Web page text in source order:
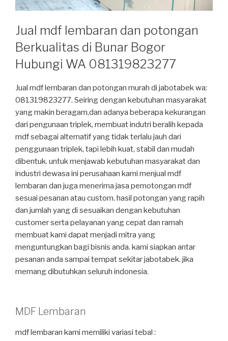
Jual mdf lembaran dan potongan
Berkualitas di Bunar Bogor
Hubungi WA 081319823277
Jual mdf lembaran dan potongan murah di jabotabek wa:
081319823277. Seiring dengan kebutuhan masyarakat
yang makin beragam,dan adanya beberapa kekurangan
dari pengunaan triplek, membuat indutri beralih kepada
mdf sebagai alternatif yang tidak terlalu jauh dari
penggunaan triplek, tapi lebih kuat, stabil dan mudah
dibentuk. untuk menjawab kebutuhan masyarakat dan
industri dewasa ini perusahaan kami menjual mdf
lembaran dan juga menerima jasa pemotongan mdf
sesuai pesanan atau custom. hasil potongan yang rapih
dan jumlah yang di sesuaikan dengan kebutuhan
customer serta pelayanan yang cepat dan ramah
membuat kami dapat menjadi mitra yang
menguntungkan bagi bisnis anda. kami siapkan antar
pesanan anda sampai tempat sekitar jabotabek. jika
memang dibutuhkan seluruh indonesia.
MDF Lembaran
mdf lembaran kami memiliki variasi tebal :